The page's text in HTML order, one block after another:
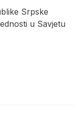
Srpske
u Savjetu